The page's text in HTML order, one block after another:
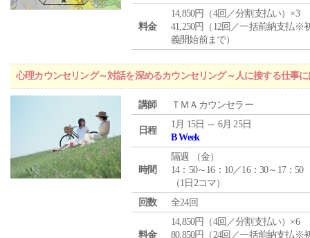
料金
14,850円（4回／分割支払い）×3
41,250円（12回／一括前納支払※
義開始前まで）
心理カウンセリング～対話を深めるカウンセリング～人に接する仕事
講師 ＴＭＡカウンセラー
日程
1月 15日 ～ 6月 25日
B Week
時間
隔週 （金）
14：50～16：10／16：30～17：50
（1日2コマ）
回数
全24回
料金
14,850円（4回／分割支払い）×6
80,850円（24回／一括前納支払※